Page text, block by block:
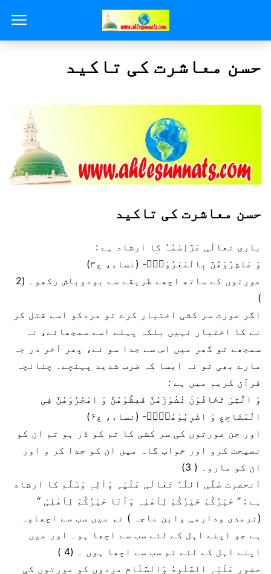
حسن معاشرت کی تاکید
حسن معاشرت کی تاکید
باری تعالٰی عَزَّاِسْمُہٗ کا ارشاد ہے :
وَ عَاشِرُوْهُنَّ بِالْمَعْرُوْفِۚ- (نساء، ع۳)
عورتوں کے ساتھ اچھے طریقے سے بودوباش رکھو۔ (2
)
اگر عورت سر کشی اختیار کرے تو مردکو اسے قتل کر
نے کا اختیار نہیں بلکہ پہلے اسے سمجھائے، نہ
سمجھے تو گھر میں اس سے جدا سو ئے، پھر آخر در جہ
مارے بھی تو نہ ایسا کہ ضرب شدید پہنچے۔ چنانچہ
قرآن کریم میں ہے :
وَ الّٰتِیْ تَخَافُوْنَ نُشُوْزَهُنَّ فَعِظُوْهُنَّ وَ اهْجُرُوْهُنَّ فِی
الْمَضَاجِعِ وَ اضْرِبُوْهُنَّۚ- (نساء، ع۶)
اور جن عورتوں کی سر کشی کا تم کو ڈر ہو تم ان کو
نصیحت کرو اور خواب گاہ میں ان کو جدا کر و اور
ان کو مارو۔ ( 3)
آنحضرت صَلَّی اللّٰہُ تَعَالٰی عَلَیْہِ وَاٰلِہٖ وَسَلَّم کا ارشاد
ہے : ’’ خَیْرُکُمْ خَیْرُکُمْ لِاَھْلِہٖ وَاَنَا خَیْرُکُمْ لِاَھْلِیْ ‘‘
(ترمذی ودارمی وابن ماجہ ) تم میں سب سے اچھاوہ
ہے جو اپنے اہل کے لئے سب سے اچھا ہو۔ اور میں
اپنے اہل کے لئے تم سب سے اچھا ہوں ۔ (4 )
حضور عَلَیْہِ الصَّلٰوۃُ وَالسَّلَام مردوں کو عورتوں کی